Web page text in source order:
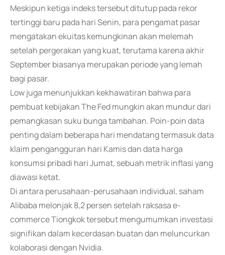
Meskipun ketiga indeks tersebut ditutup pada rekor
tertinggi baru pada hari Senin, para pengamat pasar
mengatakan ekuitas kemungkinan akan melemah
setelah pergerakan yang kuat, terutama karena akhir
September biasanya merupakan periode yang lemah
bagi pasar.
Low juga menunjukkan kekhawatiran bahwa para
pembuat kebijakan The Fed mungkin akan mundur dari
pemangkasan suku bunga tambahan. Poin-poin data
penting dalam beberapa hari mendatang termasuk data
klaim pengangguran hari Kamis dan data harga
konsumsi pribadi hari Jumat, sebuah metrik inflasi yang
diawasi ketat.
Di antara perusahaan-perusahaan individual, saham
Alibaba melonjak 8,2 persen setelah raksasa e-
commerce Tiongkok tersebut mengumumkan investasi
signifikan dalam kecerdasan buatan dan meluncurkan
kolaborasi dengan Nvidia.